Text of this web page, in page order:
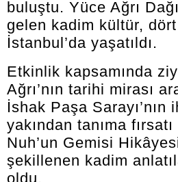
buluştu. Yüce Ağrı
gelen kadim kültür,
İstanbul’da yaşatıldı.
Etkinlik kapsamında
Ağrı’nın tarihi mirası
İshak Paşa Sarayı’nın
yakından tanıma
Nuh’un Gemisi
şekillenen kadim
oldu.